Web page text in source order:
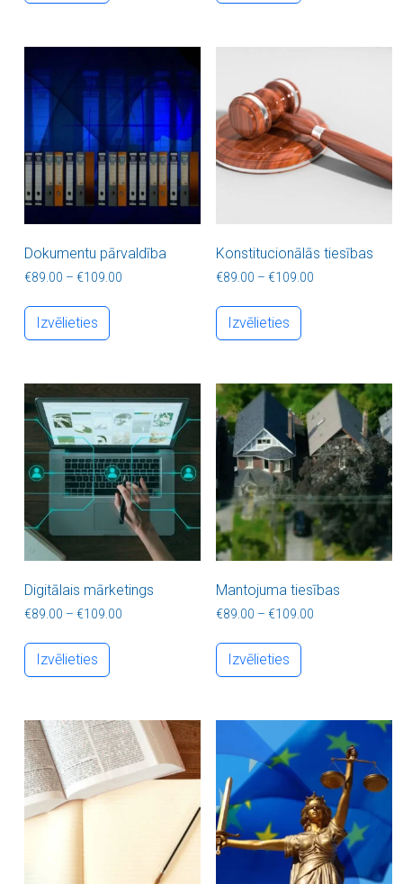
Dokumentu pārvaldība
€89.00 – €109.00 Price range: €89.00 through €109.00
Izvēlieties
Konstitucionālās tiesības
€89.00 – €109.00Price range:
Izvēlieties
Digitālais mārketings
€89.00 – €109.00 Price range: €89.00 through €109.00
Izvēlieties
Mantojuma tiesības
€89.00 – €109.00Price range:
Izvēlieties